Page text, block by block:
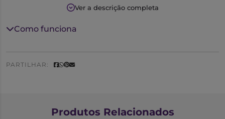
Ver a descrição completa
Como funciona
PARTILHAR:
Produtos Relacionados